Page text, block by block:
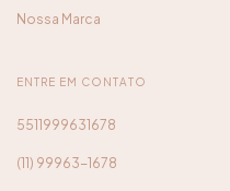
Nossa Marca
ENTRE EM CONTATO
5511999631678
(11) 99963-1678